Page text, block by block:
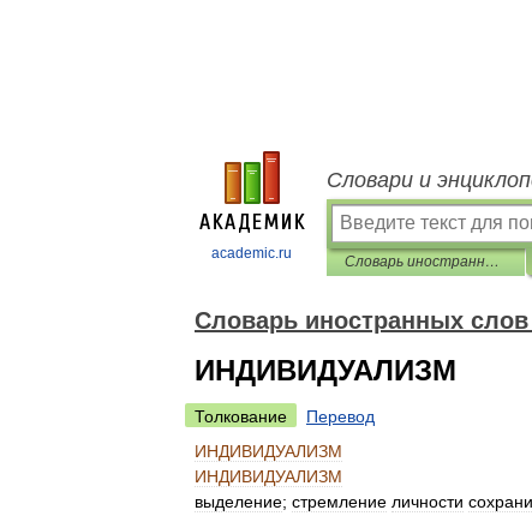
academic.ru
Словари и
Словарь иностранных слов русского языка
Словарь иностранных слов
ИНДИВИДУАЛИЗМ
Толкование
Перевод
ИНДИВИДУАЛИЗМ
ИНДИВИДУАЛИЗМ
выделение; стремление личности